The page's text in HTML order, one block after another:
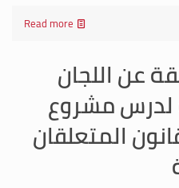
Read more
عن اللجان
لدرس مشروع
المتعلقان